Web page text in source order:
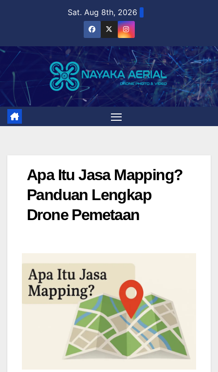
Sat. Aug 8th, 2026
Apa Itu Jasa Mapping?
Panduan Lengkap
Drone Pemetaan